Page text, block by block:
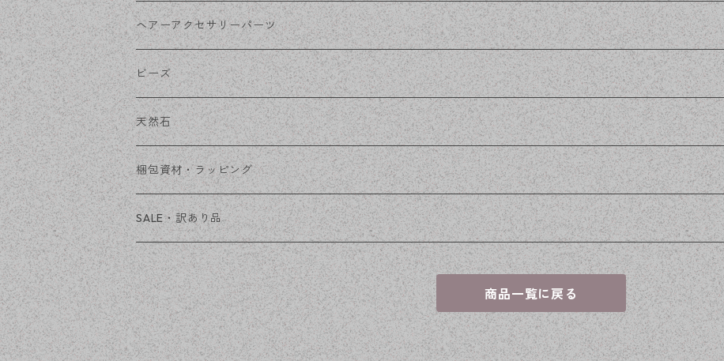
その他
花座・ビーズキャップ
チェーン
その他
アクリル・プラ
ファーボール
リボン
リボン金具
ヘアーアクセサリーパーツ
ビーズ
天然石
穴あき
穴なし
梱包資材・ラッピング
発送ボックス
アクセサリー台紙
OPP袋
SALE・訳あり品
商品一覧に戻る